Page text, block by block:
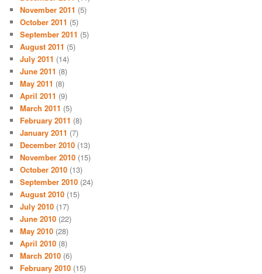
November 2011 (5)
October 2011 (5)
September 2011 (5)
August 2011 (5)
July 2011 (14)
June 2011 (8)
May 2011 (8)
April 2011 (9)
March 2011 (5)
February 2011 (8)
January 2011 (7)
December 2010 (13)
November 2010 (15)
October 2010 (13)
September 2010 (24)
August 2010 (15)
July 2010 (17)
June 2010 (22)
May 2010 (28)
April 2010 (8)
March 2010 (6)
February 2010 (15)